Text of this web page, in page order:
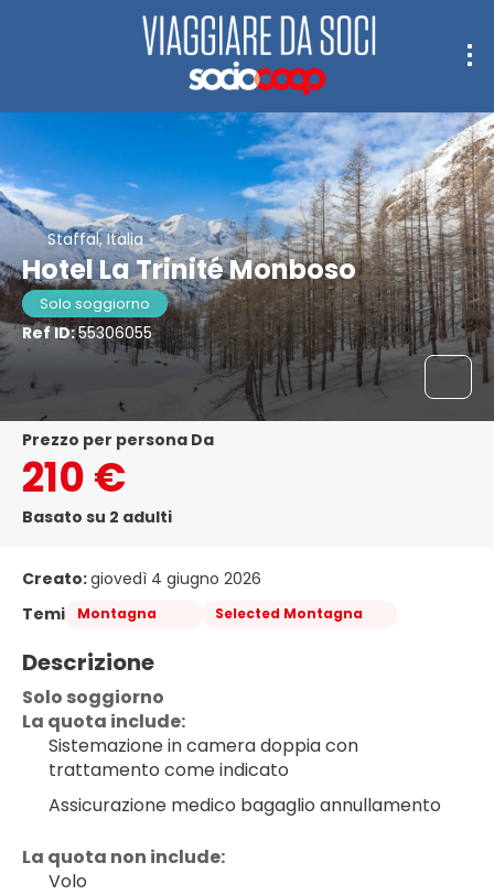
Staffal, Italia
Hotel La Trinité Monboso
Solo soggiorno
Ref ID:55306055
Prezzo per persona Da
210 €
Basato su 2 adulti
Creato:giovedì 4 giugno 2026
Temi
Montagna Selected Montagna
Descrizione
Solo soggiorno
La quota include:
Sistemazione in camera doppia con
trattamento come indicato
Assicurazione medico bagaglio annullamento
La quota non include:
Volo